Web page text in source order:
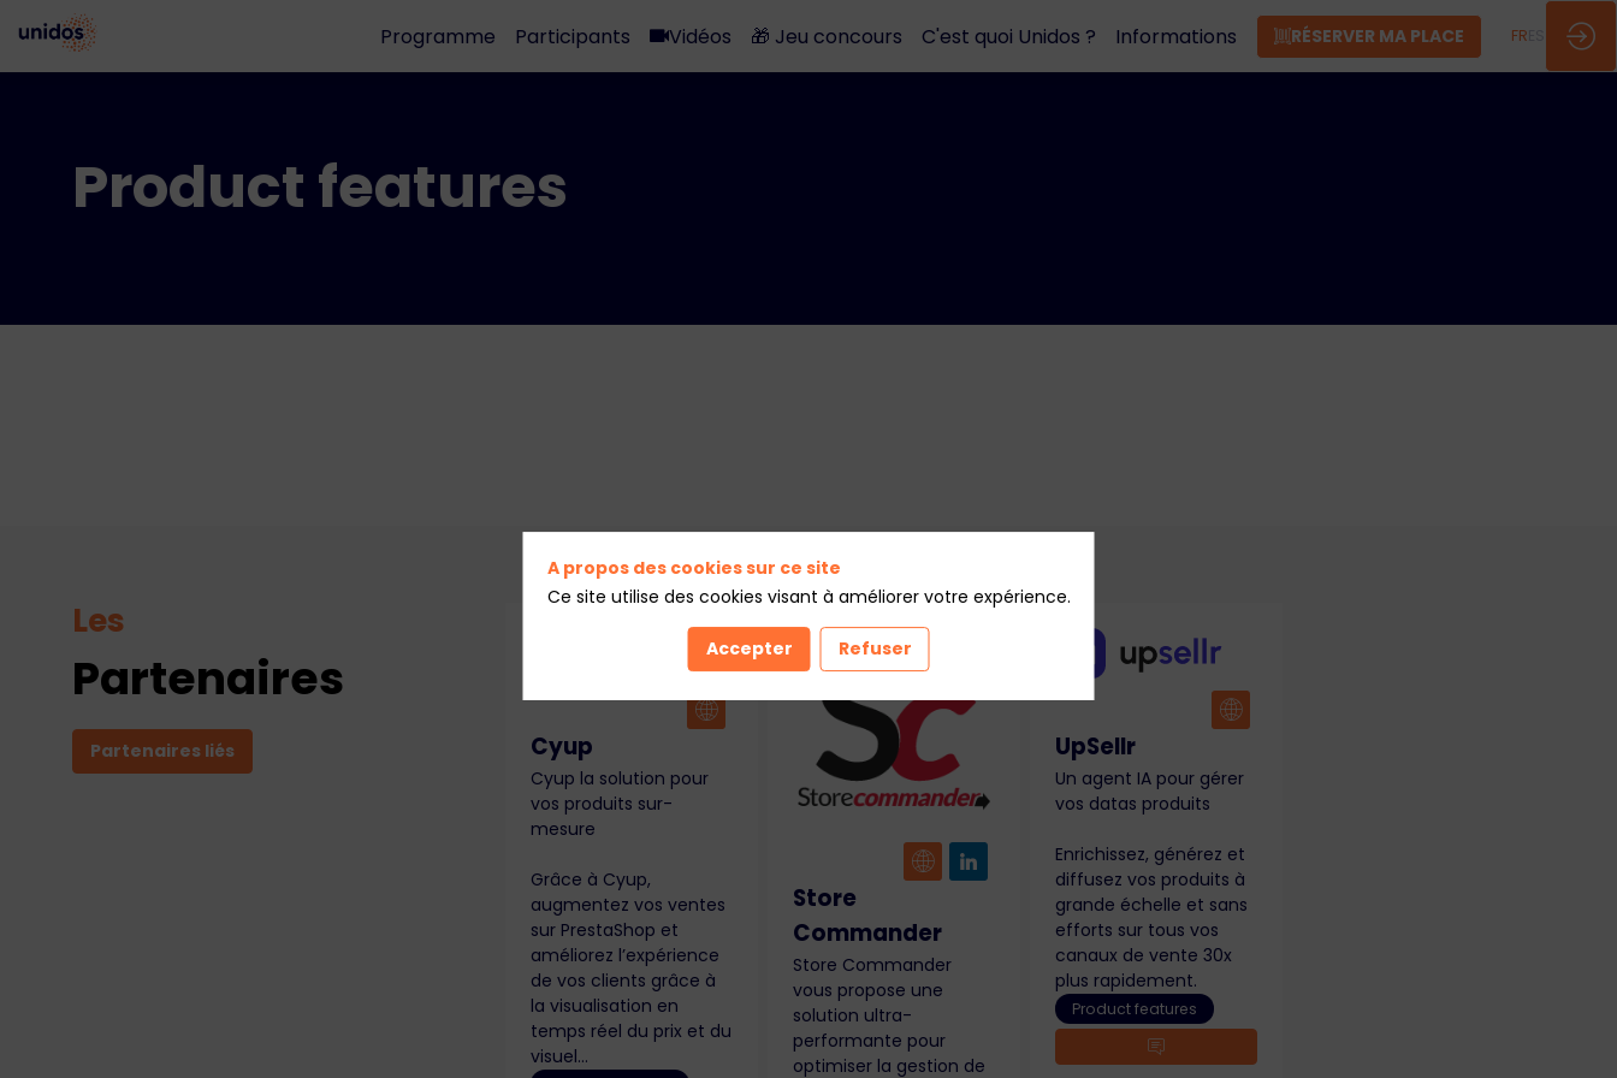
Programme Participants Vidéos 🎁 Jeu concours C'est quoi Unidos ? Informations RÉSERVER MA PLACE FR
Product features
Les
Partenaires
Partenaires liés Cyup
Cyup la solution pour
vos produits sur-
mesure
Grâce à Cyup,
augmentez vos ventes
sur PrestaShop et
améliorez l’expérience
de vos clients grâce à
la visualisation en
temps réel du prix et du
visuel...
Store
Commander
Store Commander
vous propose une
solution ultra-
performante pour
optimiser la gestion de
UpSellr
Un agent IA pour gérer
vos datas produits
Enrichissez, générez et
diffusez vos produits à
grande échelle et sans
efforts sur tous vos
canaux de vente 30x
plus rapidement.
Product features
A propos des cookies sur ce site
Ce site utilise des cookies visant à améliorer votre expérience.
Accepter Refuser